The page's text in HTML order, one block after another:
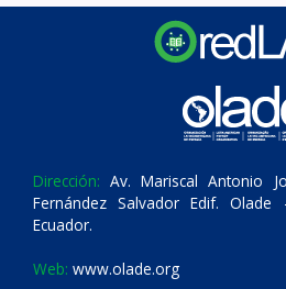
Dirección: Av. Mariscal Antonio
Fernández Salvador Edif.
Ecuador.
Web: www.olade.org